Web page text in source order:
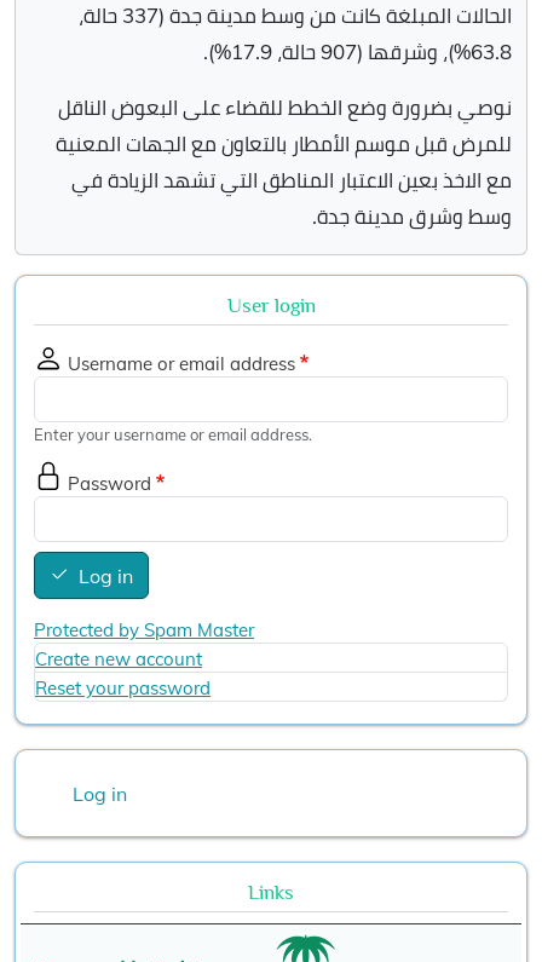
الحالات المبلغة كانت من وسط مدينة جدة (337 حالة،
63.8%)، وشرقها (907 حالة، 17.9%).
نوصي بضرورة وضع الخطط للقضاء على البعوض الناقل
للمرض قبل موسم الأمطار بالتعاون مع الجهات المعنية
مع الاخذ بعين الاعتبار المناطق التي تشهد الزيادة في
وسط وشرق مدينة جدة.
User login
Username or email address
Enter your username or email address.
Password
Log in
Protected by Spam Master
Create new account
Reset your password
Log in
Links